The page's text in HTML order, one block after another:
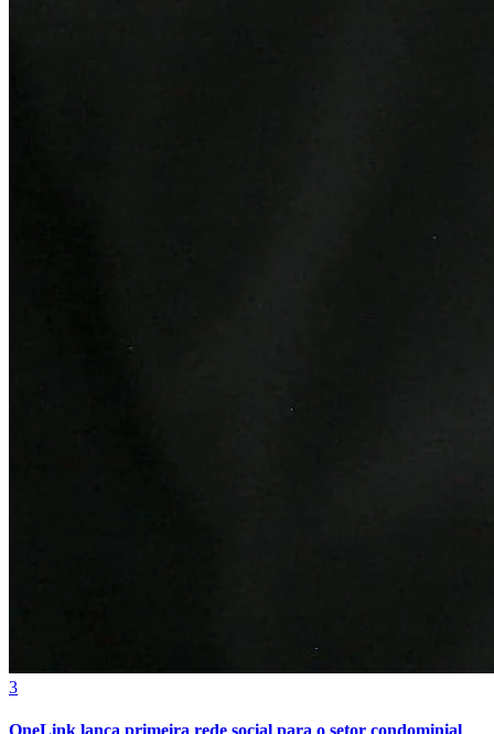
3
OneLink lança primeira rede social para o setor condominial